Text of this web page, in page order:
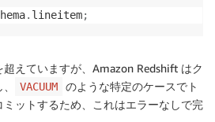
. lineitem;
えていますが、Amazon Redshift はク
VACUUM
のような特定のケースでト
ミットするため、これはエラーなしで完